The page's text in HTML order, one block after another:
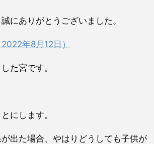
にありがとうございました。
年8月12日）
た宮です。
にします。
出た場合、やはりどうしても子供が